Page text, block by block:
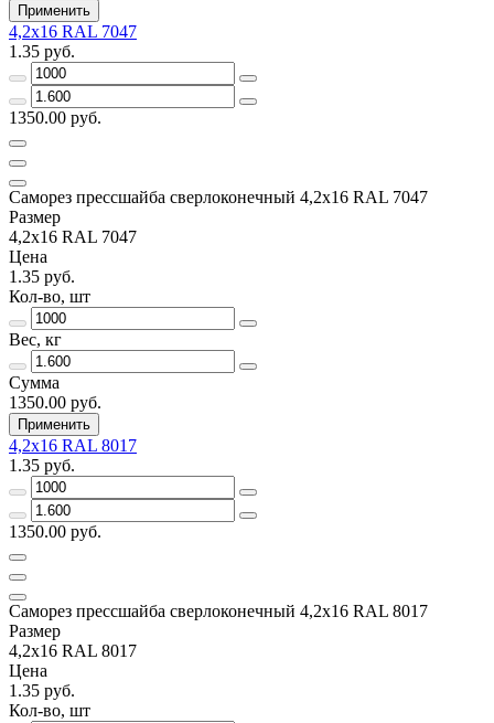
Применить
4,2х16 RAL 7047
1.35 руб.
1350.00 руб.
Саморез прессшайба сверлоконечный 4,2х16 RAL 7047
Размер
4,2х16 RAL 7047
Цена
1.35 руб.
Кол-во, шт
Вес, кг
Сумма
1350.00 руб.
Применить
4,2х16 RAL 8017
1.35 руб.
1350.00 руб.
Саморез прессшайба сверлоконечный 4,2х16 RAL 8017
Размер
4,2х16 RAL 8017
Цена
1.35 руб.
Кол-во, шт